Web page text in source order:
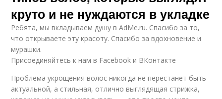
круто и не нуждаются в укладке
Ребята, мы вкладываем душу в AdMe.ru. Cпасибо за то,
что открываете эту красоту. Спасибо за вдохновение и
мурашки.
Присоединяйтесь к нам в Facebook и ВКонтакте
Проблема укрощения волос никогда не перестанет быть
актуальной, а стильная, отлично выглядящая стрижка,